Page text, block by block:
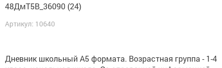
48ДмТ5В_36090 (24)
Артикул: 10640
Дневник школьный А5 формата. Возрастная группа - 1-4